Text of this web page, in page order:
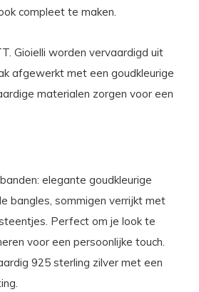
compleet te maken.
Gioielli worden vervaardigd uit
afgewerkt met een goudkleurige
materialen zorgen voor een
elegante goudkleurige
bangles, sommigen verrijkt met
Perfect om je look te
voor een persoonlijke touch.
925 sterling zilver met een